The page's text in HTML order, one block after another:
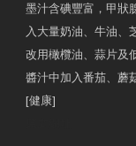
墨汁含碘豐富，甲狀
入大量奶油、牛油、
改用橄欖油、蒜片及
醬汁中加入番茄、蘑
[健康]